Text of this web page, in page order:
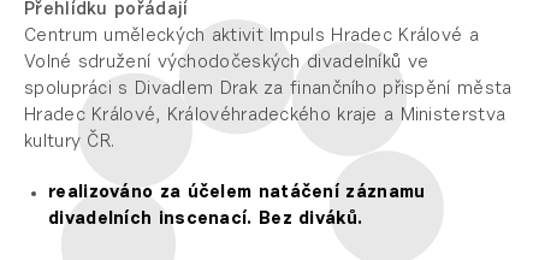
Přehlídku pořádají
Centrum uměleckých aktivit Impuls Hradec Králové a
Volné sdružení východočeských divadelníků ve
spolupráci s Divadlem Drak za finančního přispění města
Hradec Králové, Královéhradeckého kraje a Ministerstva
kultury ČR.
realizováno za účelem natáčení záznamu
divadelních inscenací. Bez diváků.